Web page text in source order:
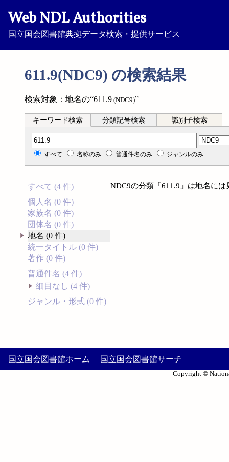
Web NDL Authorities
国立国会図書館典拠データ検索・提供サービス
611.9(NDC9) の検索結果
検索対象：地名の“611.9 (NDC9)”
キーワード検索 分類記号検索 識別子検索
分類記号検索
すべて 名称のみ 普通件名のみ ジャンルのみ
すべて (4 件)
個人名 (0 件)
家族名 (0 件)
団体名 (0 件)
地名 (0 件)
統一タイトル (0 件)
著作 (0 件)
普通件名 (4 件)
細目なし (4 件)
ジャンル・形式 (0 件)
NDC9の分類「611.9」は地名に
国立国会図書館ホーム 国立国会図書館サーチ
Copyright ©